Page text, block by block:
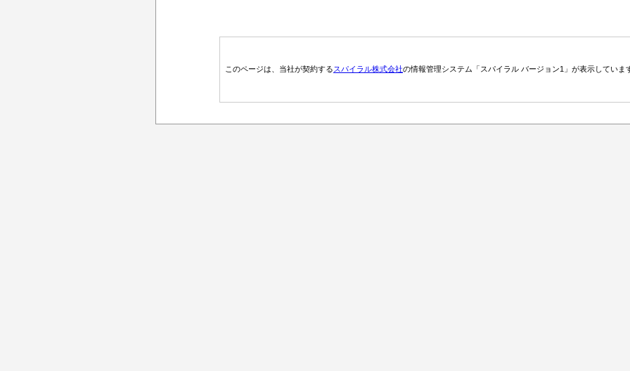
このページは、当社が契約するスパイラル株式会社の情報管理システム「スパイラル バージョン1」が表示していま